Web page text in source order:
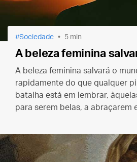
Sociedade 5 min
A beleza feminina
A beleza feminina salvará o
rapidamente do que qualquer
batalha está em lembrar,
para serem belas, a abraçarem